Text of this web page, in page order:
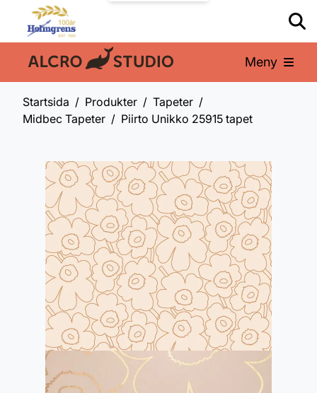
En del av: Meny
Startsida Produkter
Tapeter
Midbec Tapeter
Piirto Unikko 25915 tapet